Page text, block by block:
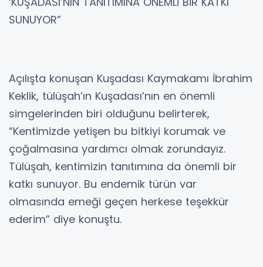
SUNUYOR”
Açılışta konuşan Kuşadası Kaymakamı İbrahim
Keklik, tülüşah’ın Kuşadası’nın en önemli
simgelerinden biri olduğunu belirterek,
“Kentimizde yetişen bu bitkiyi korumak ve
çoğalmasına yardımcı olmak zorundayız.
Tülüşah, kentimizin tanıtımına da önemli bir
katkı sunuyor. Bu endemik türün var
olmasında emeği geçen herkese teşekkür
ederim” diye konuştu.